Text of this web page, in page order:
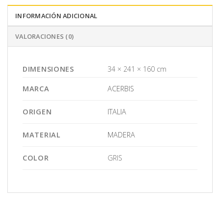
INFORMACIÓN ADICIONAL
VALORACIONES (0)
DIMENSIONES 34 × 241 × 160 cm
MARCA ACERBIS
ORIGEN ITALIA
MATERIAL MADERA
COLOR GRIS